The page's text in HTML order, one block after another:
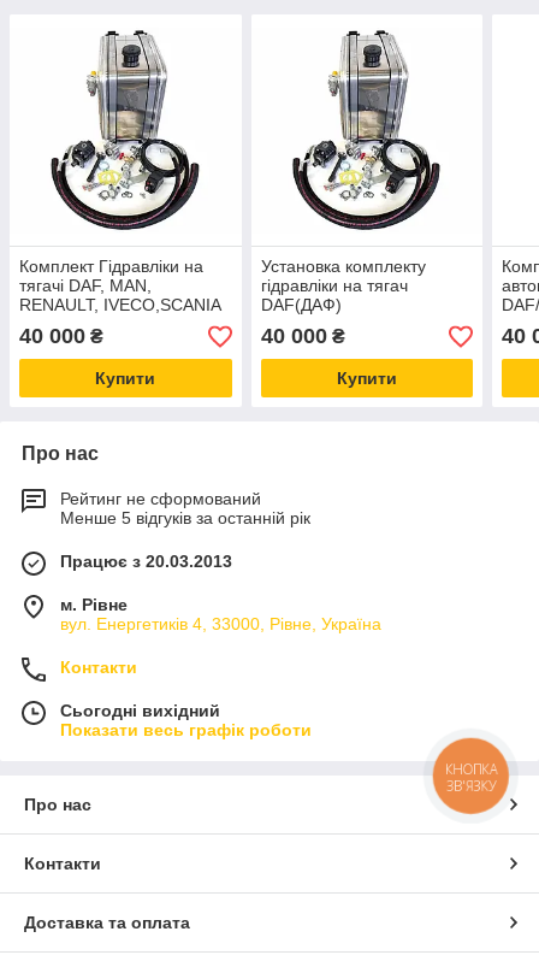
Комплект Гідравліки на
тягачі DAF, MAN,
RENAULT, IVECO,SCANIA
(бак алюміній)
40 000 ₴
Купити
Установка комплекту
гідравліки на тягач
DAF(ДАФ)
40 000₴
Купити
40
Про нас
Рейтинг не сформований
Менше 5 відгуків за останній рік
Працює з 20.03.2013
м. Рівне
вул. Енергетиків 4, 33000, Рівне, Україна
Контакти
Сьогодні вихідний
Показати весь графік роботи
Про нас
Контакти
Доставка та оплата
КНОПКА
ЗВ'ЯЗКУ